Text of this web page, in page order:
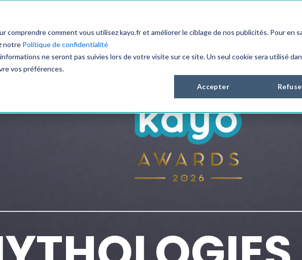
comprendre comment vous utilisez kayo.fr et améliorer le ciblage de nos publicités. Pour en
notre Politique de confidentialité
ne seront pas suivies lors de votre visite sur ce site. Un seul cookie sera utilisé
vos préférences.
Accepter